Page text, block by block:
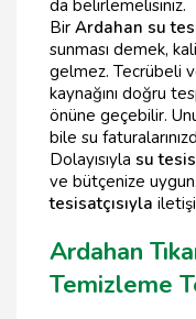
da belirlemelisiniz.
Bir Ardahan su
sunması demek,
gelmez. Tecrübeli
kaynağını doğru
önüne geçebilir.
bile su
Dolayısıyla su
ve bütçenize
tesisatçısıyla
Ardahan
Temizleme